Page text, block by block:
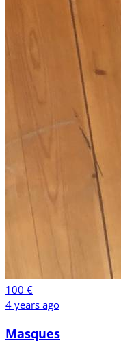
100 €
4 years ago
Masques